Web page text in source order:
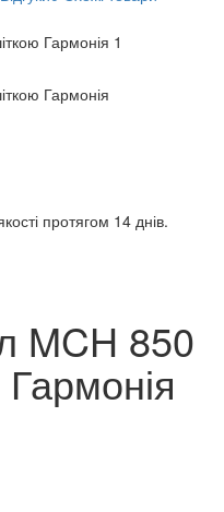
протягом 14 днів.
MCH 850